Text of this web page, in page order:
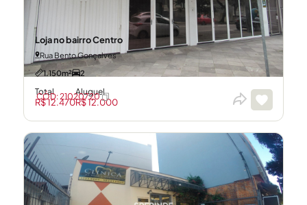
Loja no bairro Centro
Rua Bento Gonçalves
1.150m²
2
Total
R$ 12.470
Aluguel
R$ 12.000
CÓD: 21020720